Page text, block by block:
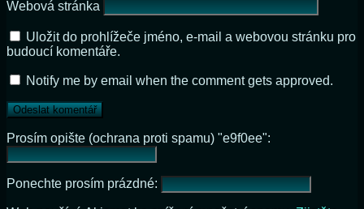
Webová stránka
Uložit do prohlížeče jméno, e-mail a webovou stránku pro
budoucí komentáře.
Notify me by email when the comment gets approved.
Prosím opište (ochrana proti spamu) "e9f0ee":
Ponechte prosím prázdné: